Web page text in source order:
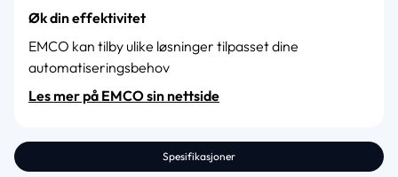
Spesifikasjoner
Øk din effektivitet
EMCO kan tilby ulike løsninger tilpasset dine
automatiseringsbehov
Les mer på EMCO sin nettside